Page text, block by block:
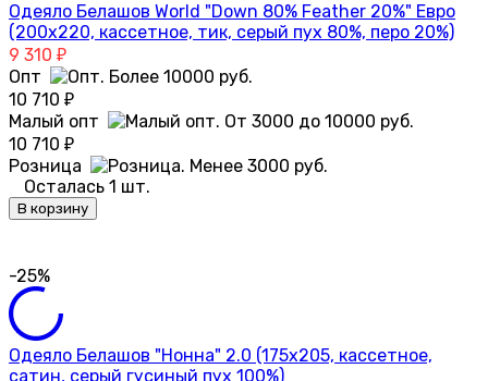
Одеяло Белашов World "Down 80% Feather 20%" Евро
(200х220, кассетное, тик, серый пух 80%, перо 20%)
9 310 ₽
Опт
10 710 ₽
Малый опт
10 710 ₽
Розница
Осталась 1 шт.
В корзину
-25%
Одеяло Белашов "Нонна" 2.0 (175х205, кассетное,
сатин, серый гусиный пух 100%)